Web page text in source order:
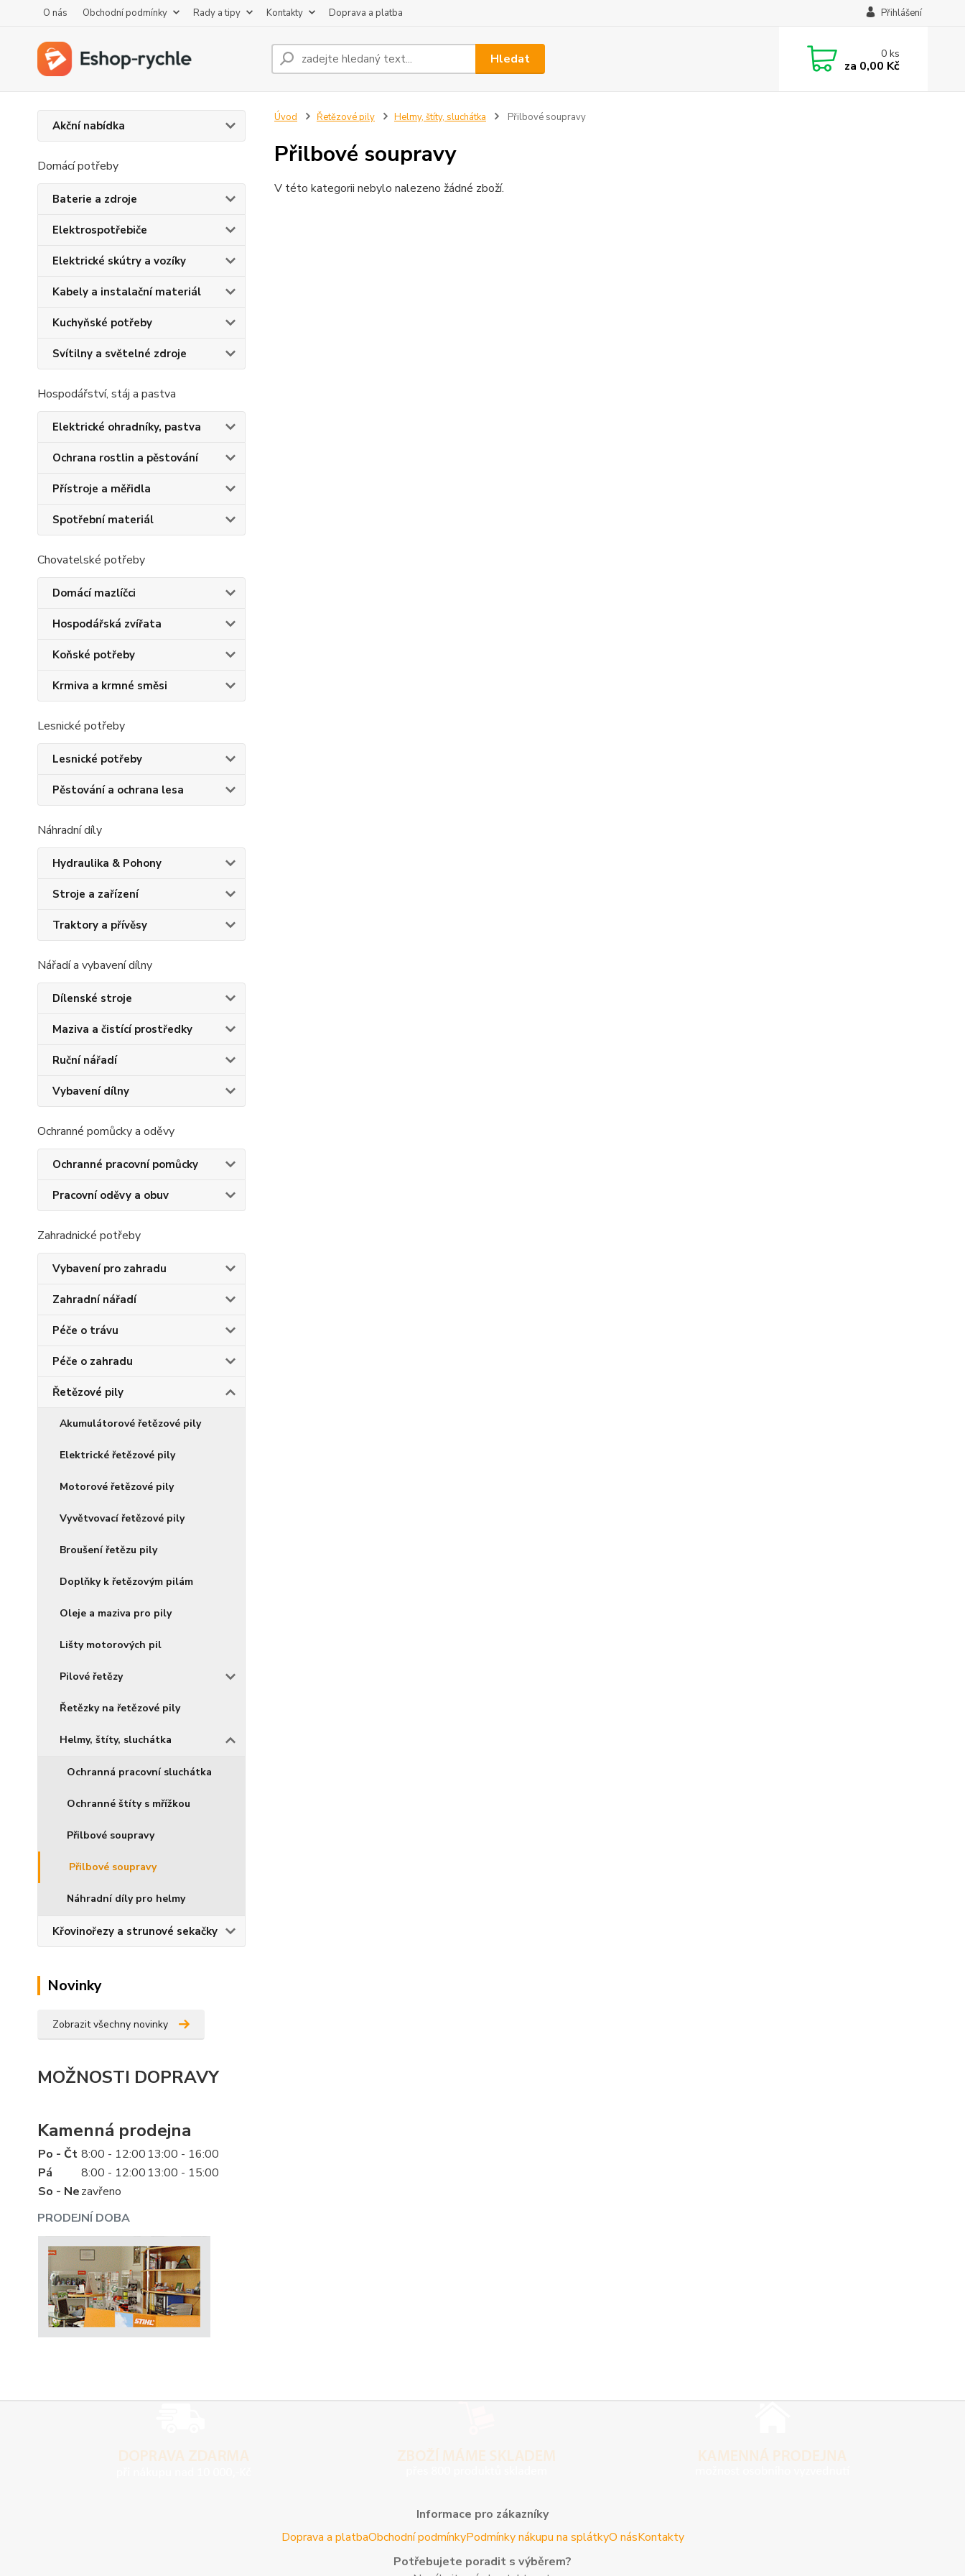
O nás Obchodní podmínky Rady a tipy Kontakty Doprava a platba Přihlášení
Hledat 0ks
za 0,00 Kč
Akční nabídka
Domácí potřeby
Baterie a zdroje
Elektrospotřebiče
Elektrické skútry a vozíky
Kabely a instalační materiál
Kuchyňské potřeby
Svítilny a světelné zdroje
Hospodářství, stáj a pastva
Elektrické ohradníky, pastva
Ochrana rostlin a pěstování
Přístroje a měřidla
Spotřební materiál
Chovatelské potřeby
Domácí mazlíčci
Hospodářská zvířata
Koňské potřeby
Krmiva a krmné směsi
Lesnické potřeby
Lesnické potřeby
Pěstování a ochrana lesa
Náhradní díly
Hydraulika & Pohony
Stroje a zařízení
Traktory a přívěsy
Nářadí a vybavení dílny
Dílenské stroje
Maziva a čistící prostředky
Ruční nářadí
Vybavení dílny
Ochranné pomůcky a oděvy
Ochranné pracovní pomůcky
Pracovní oděvy a obuv
Zahradnické potřeby
Vybavení pro zahradu
Zahradní nářadí
Péče o trávu
Péče o zahradu
Řetězové pily
Akumulátorové řetězové pily
Elektrické řetězové pily
Motorové řetězové pily
Vyvětvovací řetězové pily
Broušení řetězu pily
Doplňky k řetězovým pilám
Oleje a maziva pro pily
Lišty motorových pil
Pilové řetězy
Řetězky na řetězové pily
Helmy, štíty, sluchátka
Ochranná pracovní sluchátka
Ochranné štíty s mřížkou
Přilbové soupravy
Přilbové soupravy
Náhradní díly pro helmy
Křovinořezy a strunové sekačky
Novinky
Zobrazit všechny novinky
MOŽNOSTI DOPRAVY
Kamenná prodejna
PRODEJNÍ DOBA
Po - Čt 8:00 - 12:00 13:00 - 16:00
Pá
8:00 - 12:00 13:00 - 15:00
So - Nezavřeno
Úvod Řetězové pily Helmy, štíty, sluchátka Přilbové soupravy
Přilbové soupravy
V této kategorii nebylo nalezeno žádné zboží.
Informace pro zákazníky
Doprava a platbaObchodní podmínkyPodmínky nákupu na splátkyO násKontakty
Potřebujete poradit s výběrem?